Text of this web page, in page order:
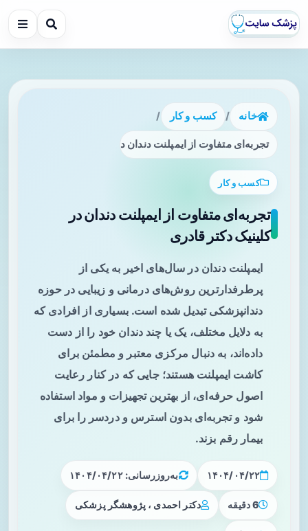
خانه / کسب و کار /
تجربه‌ای متفاوت از ایمپلنت دندان در کلینیک دکتر قادری
کسب و کار
تجربه‌ای متفاوت از ایمپلنت دندان در
کلینیک دکتر قادری
ایمپلنت دندان در سال‌های اخیر به یکی از
پرطرفدارترین روش‌های درمانی و زیبایی در حوزه
دندانپزشکی تبدیل شده است. بسیاری از افرادی که
به دلایل مختلف، یک یا چند دندان خود را از دست
داده‌اند، به دنبال مرکزی معتبر و مطمئن برای
کاشت ایمپلنت هستند؛ جایی که در کنار رعایت
اصول حرفه‌ای، از بهترین تجهیزات و مواد استفاده
شود و تجربه‌ای بدون استرس و دردسر را برای
بیمار رقم بزند.
۱۴۰۴/۰۴/۲۲ به‌روزرسانی: ۱۴۰۴/۰۴/۲۲
6 دقیقه دکتر احمدی ، پژوهشگر پزشکی